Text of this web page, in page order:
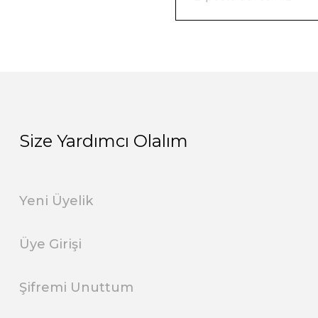
Size Yardımcı Olalım
Yeni Üyelik
Üye Girişi
Şifremi Unuttum